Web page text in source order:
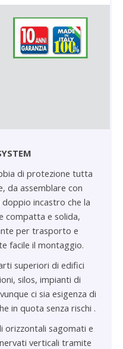
di protezione tutta
da assemblare con
doppio incastro che la
compatta e solida,
per trasporto e
facile il montaggio.
superiori di edifici
silos, impianti di
ci sia esigenza di
in quota senza rischi .
orizzontali sagomati e
verticali tramite